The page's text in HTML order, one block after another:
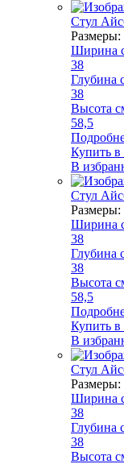
Стул
Размеры:
Ширина
38
Глубина
38
Высота
58,5
Купить в
В
Стул
Размеры:
Ширина
38
Глубина
38
Высота
58,5
Купить в
В
Стул
Размеры:
Ширина
38
Глубина
38
Высота